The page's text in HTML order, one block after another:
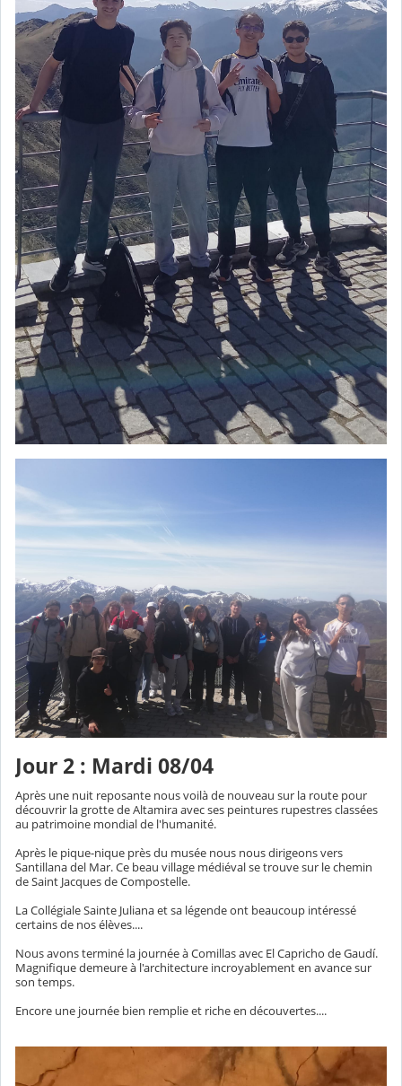
Jour 2 : Mardi 08/04
Après une nuit reposante nous voilà de nouveau sur la route pour
découvrir la grotte de Altamira avec ses peintures rupestres classées
au patrimoine mondial de l'humanité.
Après le pique-nique près du musée nous nous dirigeons vers
Santillana del Mar. Ce beau village médiéval se trouve sur le chemin
de Saint Jacques de Compostelle.
La Collégiale Sainte Juliana et sa légende ont beaucoup intéressé
certains de nos élèves....
Nous avons terminé la journée à Comillas avec El Capricho de Gaudí.
Magnifique demeure à l'architecture incroyablement en avance sur
son temps.
Encore une journée bien remplie et riche en découvertes....